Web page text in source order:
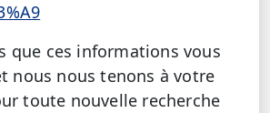
que ces informations vous
nous nous tenons à votre
toute nouvelle recherche